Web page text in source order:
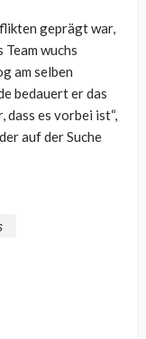
geprägt war,
wuchs
am selben
bedauert er das
dass es vorbei ist“,
auf der Suche